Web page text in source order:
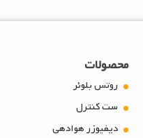
محصولات
روتس بلوئر
ست کنترل
دیفیوزر هوادهی